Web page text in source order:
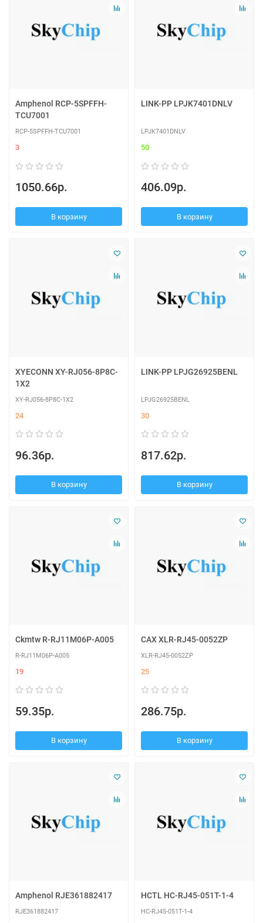
Amphenol RCP-5SPFFH-
TCU7001
RCP-5SPFFH-TCU7001
3
1050.66р.
В корзину
LINK-PP LPJK7401DNLV
LPJK7401DNLV
50
406.09р.
В корзину
XYECONN XY-RJ056-8P8C-
1X2
XY-RJ056-8P8C-1X2
24
96.36р.
В корзину
LINK-PP LPJG26925BENL
LPJG26925BENL
30
817.62р.
В корзину
Ckmtw R-RJ11M06P-A005
R-RJ11M06P-A005
19
59.35р.
В корзину
CAX XLR-RJ45-0052ZP
XLR-RJ45-0052ZP
25
286.75р.
В корзину
Amphenol RJE361882417
RJE361882417
HCTL HC-RJ45-051T-1-4
HC-RJ45-051T-1-4